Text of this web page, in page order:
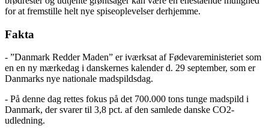
for at fremstille helt nye spiseoplevelser derhjemme.
Fakta
- ”Danmark Redder Maden” er iværksat af Fødevareministeriet som
en en ny mærkedag i danskernes kalender d. 29 september, som er
Danmarks nye nationale madspildsdag.
- På denne dag rettes fokus på det 700.000 tons tunge madspild i
Danmark, der svarer til 3,8 pct. af den samlede danske CO2-
udledning.